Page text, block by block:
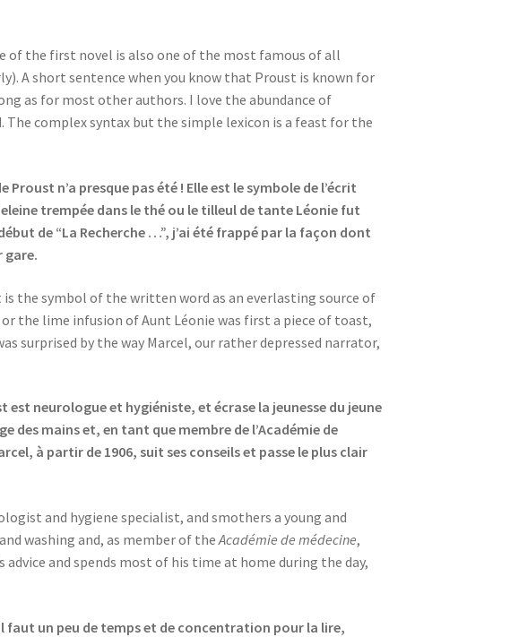
of the first novel is also one of the most famous of all
A short sentence when you know that Proust is known for
as for most other authors. I love the abundance of
complex syntax but the simple lexicon is a feast for the
n’a presque pas été ! Elle est le symbole de l’écrit
trempée dans le thé ou le tilleul de tante Léonie fut
de “La Recherche …”, j’ai été frappé par la façon dont
gare.
the symbol of the written word as an everlasting source of
the lime infusion of Aunt Léonie was first a piece of toast,
surprised by the way Marcel, our rather depressed narrator,
neurologue et hygiéniste, et écrase la jeunesse du jeune
des mains et, en tant que membre de l’Académie de
à partir de 1906, suit ses conseils et passe le plus clair
and hygiene specialist, and smothers a young and
washing and, as member of the Académie de médecine,
and spends most of his time at home during the day,
faut un peu de temps et de concentration pour la lire,